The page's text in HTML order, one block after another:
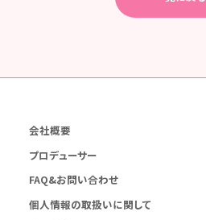
会社概要
プロデューサー
FAQ&お問い合わせ
個人情報の取扱いに関して